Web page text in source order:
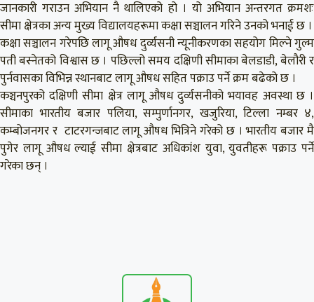
जानकारी गराउन अभियान नै थालिएको हो । यो अभियान अन्तरगत क्रमशः
सीमा क्षेत्रका अन्य मुख्य विद्यालयहरूमा कक्षा सञ्चालन गरिने उनको भनाई छ ।
कक्षा सञ्चालन गरेपछि लागू औषध दुर्व्यसनी न्यूनीकरणका सहयोग मिल्ने गुल्म
पती बस्नेतको विश्वास छ । पछिल्लो समय दक्षिणी सीमाका बेलडाडी, बेलौरी र
पुर्नवासका विभिन्न स्थानबाट लागू औषध सहित पक्राउ पर्ने क्रम बढेको छ ।
कञ्चनपुरको दक्षिणी सीमा क्षेत्र लागू औषध दुर्व्यसनीको भयावह अवस्था छ ।
सीमाका भारतीय बजार पलिया, सम्पुर्णानगर, खजुरिया, टिल्ला नम्बर ४,
कम्बोजनगर र टाटरगन्जबाट लागू औषध भित्रिने गरेको छ । भारतीय बजार मै
पुगेर लागू औषध ल्याई सीमा क्षेत्रबाट अधिकांश युवा, युवतीहरू पक्राउ पर्ने
गरेका छन् ।